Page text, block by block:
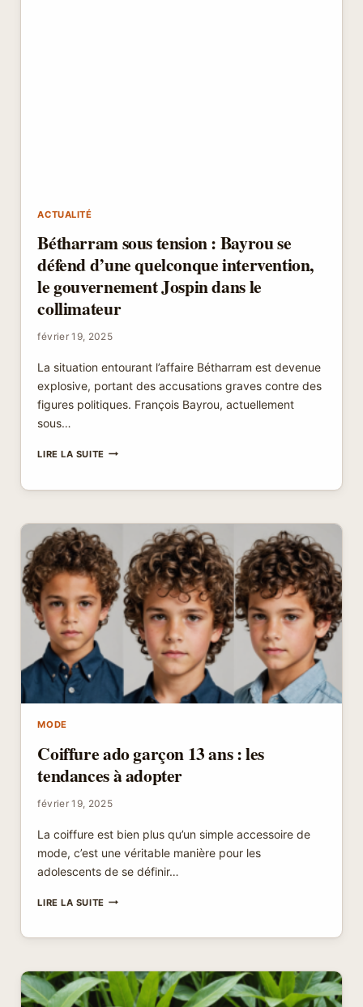
ACTUALITÉ
Bétharram sous tension : Bayrou se
défend d’une quelconque intervention,
le gouvernement Jospin dans le
collimateur
février 19, 2025
La situation entourant l’affaire Bétharram est devenue
explosive, portant des accusations graves contre des
figures politiques. François Bayrou, actuellement
sous…
LIRE LA SUITEBÉTHARRAM
:
SE
D’UNE
QUELCONQUE
INTERVENTION,
LE
GOUVERNEMENT
JOSPIN
LE
COLLIMATEUR
MODE
Coiffure ado garçon 13 ans : les
tendances à adopter
février 19, 2025
La coiffure est bien plus qu’un simple accessoire de
mode, c’est une véritable manière pour les
adolescents de se définir…
LIRE LA SUITECOIFFURE
13
:
LES
TENDANCES